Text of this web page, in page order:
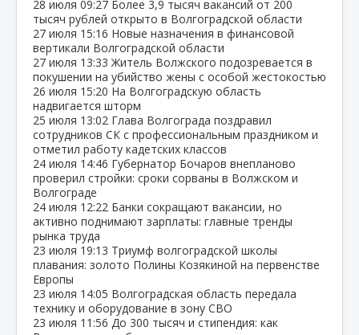
28 июля 09:27 Более 3,9 тысяч вакансий от 200
тысяч рублей открыто в Волгоградской области
27 июля 15:16 Новые назначения в финансовой
вертикали Волгоградской области
27 июля 13:33 Житель Волжского подозревается в
покушении на убийство жены с особой жестокостью
26 июля 15:20 На Волгоградскую область
надвигается шторм
25 июля 13:02 Глава Волгограда поздравил
сотрудников СК с профессиональным праздником и
отметил работу кадетских классов
24 июля 14:46 Губернатор Бочаров внепланово
проверил стройки: сроки сорваны в Волжском и
Волгограде
24 июля 12:22 Банки сокращают вакансии, но
активно поднимают зарплаты: главные тренды
рынка труда
23 июля 19:13 Триумф волгоградской школы
плавания: золото Полины Козякиной на первенстве
Европы
23 июля 14:05 Волгоградская область передала
технику и оборудование в зону СВО
23 июля 11:56 До 300 тысяч и стипендия: как